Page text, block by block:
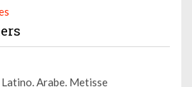
Arabe. Metisse